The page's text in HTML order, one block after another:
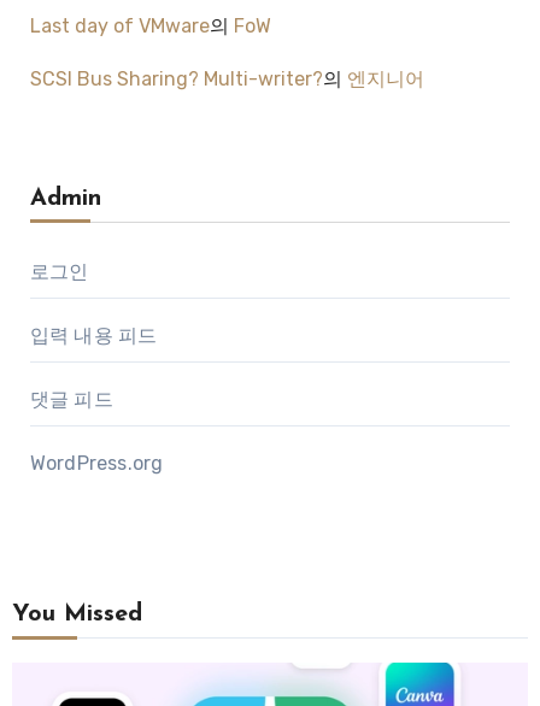
Last day of VMware의 FoW
SCSI Bus Sharing? Multi-writer?의 엔지니어
Admin
로그인
입력 내용 피드
댓글 피드
WordPress.org
You Missed